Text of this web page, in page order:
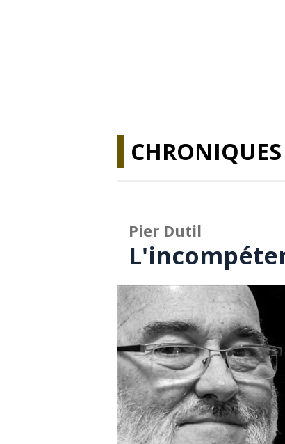
CHRONIQUES
Pier Dutil